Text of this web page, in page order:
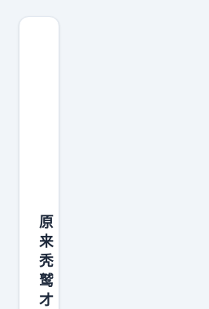
，
被
人
类
原
来
秃
鹫
才